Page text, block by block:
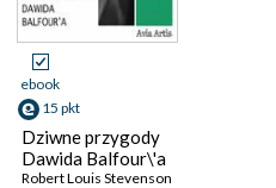
ebook
15 pkt
Dziwne przygody
Dawida Balfour\'a
Robert Louis Stevenson